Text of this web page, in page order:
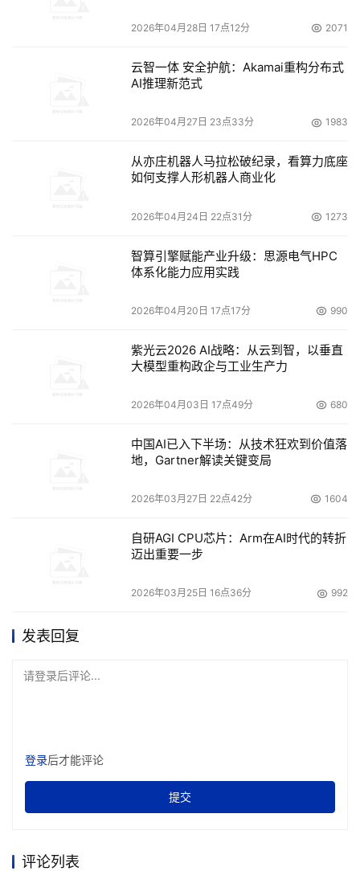
3、提供物联网固件安全评估系统，通过分析视频监控设备
的固件，帮助企业快速发现视频监控设备中可能存在的漏
洞，提供专业的安全分析能力，以避免因弱口令、溢出等漏
2026年04月28日 17点12分 2071
云智一体 安全护航：Akamai重构分布式
AI推理新范式
2026年04月27日 23点33分 1983
从亦庄机器人马拉松破纪录，看算力底座
如何支撑人形机器人商业化
2026年04月24日 22点31分 1273
智算引擎赋能产业升级：思源电气HPC
体系化能力应用实践
2026年04月20日 17点17分 990
紫光云2026 AI战略：从云到智，以垂直
大模型重构政企与工业生产力
2026年04月03日 17点49分 680
中国AI已入下半场：从技术狂欢到价值落
地，Gartner解读关键变局
2026年03月27日 22点42分 1604
自研AGI CPU芯片：Arm在AI时代的转折
迈出重要一步
2026年03月25日 16点36分 992
发表回复
请登录后评论...
登录后才能评论
提交
评论列表